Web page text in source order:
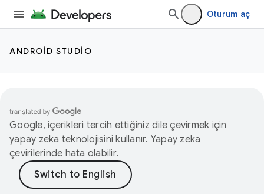
Oturum aç
ANDROID STUDIO
Google, içerikleri tercih ettiğiniz dile çevirmek için
yapay zeka teknolojisini kullanır. Yapay zeka
çevirilerinde hata olabilir.